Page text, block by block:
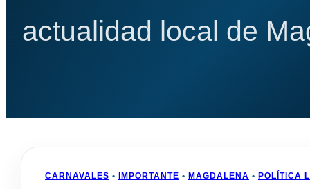
actualidad local de
CARNAVALES • IMPORTANTE • MAGDALENA • POLÍTICA